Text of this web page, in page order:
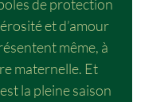
de protection
et d’amour
même, à
maternelle. Et
la pleine saison